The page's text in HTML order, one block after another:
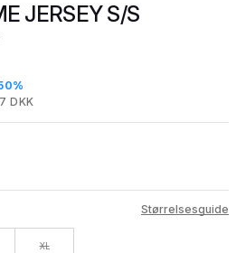
JERSEY S/S
DKK
Størrelsesguide
XL